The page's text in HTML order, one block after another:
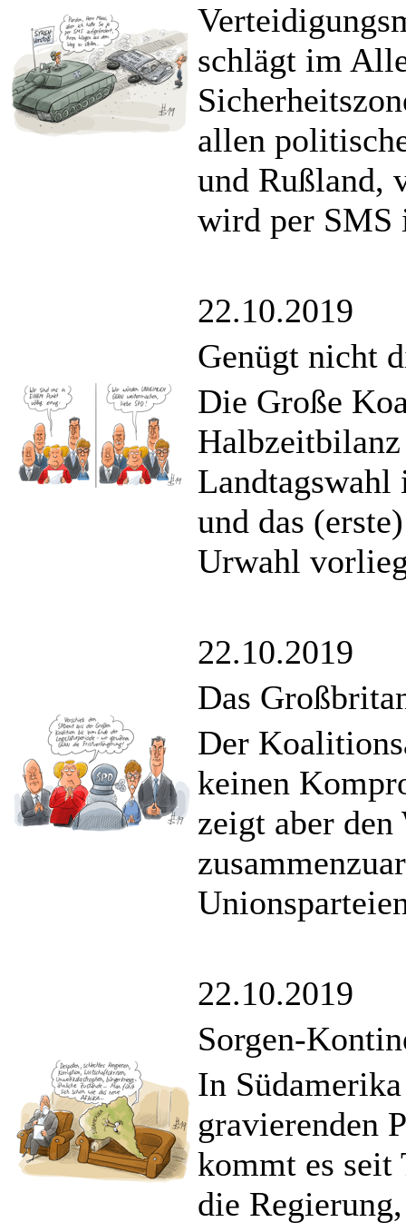
schlägt im
allen
und Rußland,
wird per
22.10.2019
Genügt nicht
Die Große
Landtagswahl
und das
Urwahl
22.10.2019
Das
Der
keinen
zeigt aber
22.10.2019
Sorgen-
In
gravierenden
kommt es seit
die